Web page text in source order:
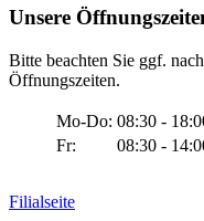
Unsere
Bitte beachten Sie ggf.
Öffnungszeiten.
Mo-Do: 08:30 -
Fr:
08:30 -
Filialseite